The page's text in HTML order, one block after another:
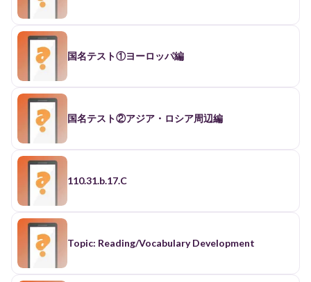
国名テスト①ヨーロッパ編
国名テスト②アジア・ロシア周辺編
110.31.b.17.C
Topic: Reading/Vocabulary Development